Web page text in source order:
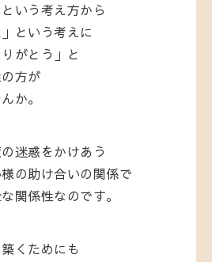
いう考え方から
という考えに
がとう」と
方が
か。
迷惑をかけあう
の助け合いの関係で
関係性なのです。
くためにも